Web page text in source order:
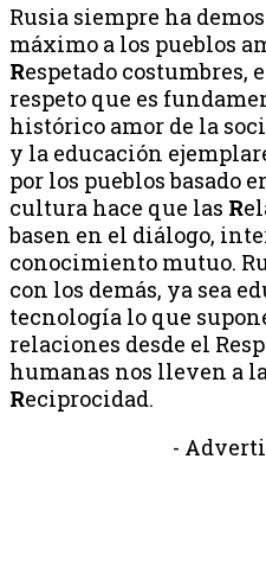
Rusia siempre ha
máximo a los pueblos
Respetado costumbres,
respeto que es
histórico amor de la
y la educación
por los pueblos basado
cultura hace que las R
basen en el diálogo,
conocimiento mutuo.
con los demás, ya sea
tecnología lo que
relaciones desde el
humanas nos lleven a
Reciprocidad.
-